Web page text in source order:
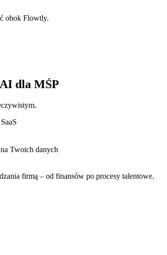
obok Flowtly.
dla MŚP
Twoich danych
firmą – od finansów po procesy talentowe.